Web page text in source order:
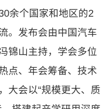
余个国家和地区的2
。发布会由中国汽车
锦山主持，学会多位
点、年会筹备、技术
大会以“规模更大、质